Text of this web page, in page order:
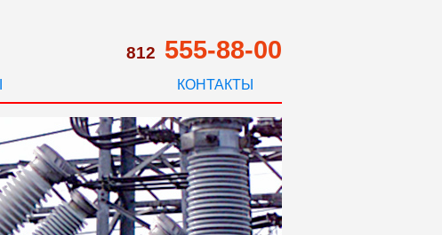
812 555-88-00
КОНТАКТЫ